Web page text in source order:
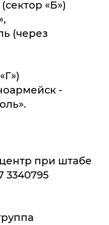
«Б»)
(через
-
при штабе
3340795